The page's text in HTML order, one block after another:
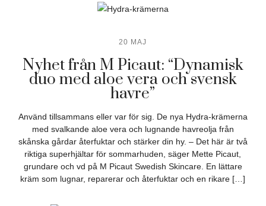
20 MAJ
Nyhet från M Picaut: “Dynamisk
duo med aloe vera och svensk
havre”
Använd tillsammans eller var för sig. De nya Hydra-krämerna
med svalkande aloe vera och lugnande havreolja från
skånska gårdar återfuktar och stärker din hy. – Det här är två
riktiga superhjältar för sommarhuden, säger Mette Picaut,
grundare och vd på M Picaut Swedish Skincare. En lättare
kräm som lugnar, reparerar och återfuktar och en rikare […]